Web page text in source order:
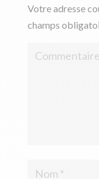
Votre adresse
champs